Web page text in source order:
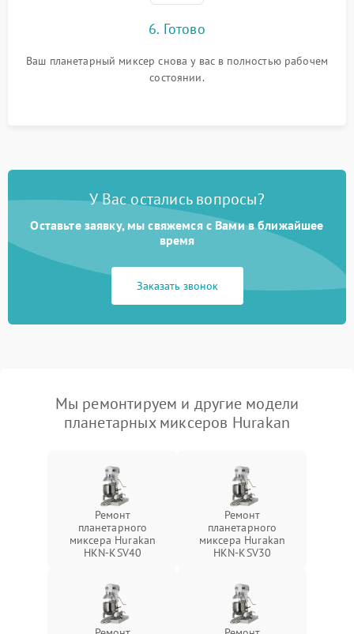
6. Готово
Ваш планетарный миксер снова у вас в полностью рабочем
состоянии.
У Вас остались вопросы?
Оставьте заявку, мы свяжемся с Вами в ближайшее
время
Заказать звонок
Мы ремонтируем и другие модели
планетарных миксеров Hurakan
Ремонт
планетарного
миксера Hurakan
HKN-KSV40
Ремонт
планетарного
миксера Hurakan
HKN-KSV30